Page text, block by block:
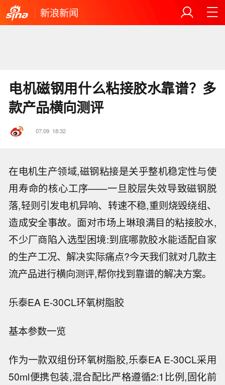
新浪新闻
电机磁钢用什么粘接胶水靠谱？多
款产品横向测评
07.09 18:32
在电机生产领域,磁钢粘接是关乎整机稳定性与使
用寿命的核心工序——一旦胶层失效导致磁钢脱
落,轻则引发电机异响、转速不稳,重则烧毁绕组、
造成安全事故。面对市场上琳琅满目的粘接胶水,
不少厂商陷入选型困境:到底哪款胶水能适配自家
的生产工况、解决实际痛点?今天我们就对几款主
流产品进行横向测评,帮你找到靠谱的解决方案。
乐泰EA E-30CL环氧树脂胶
基本参数一览
作为一款双组份环氧树脂胶,乐泰EA E-30CL采用
50ml便携包装,混合配比严格遵循2:1比例,固化前